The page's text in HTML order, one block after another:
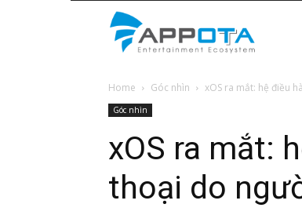
News
Home Góc nhìn xOS ra mắt: hệ điều
Góc nhìn
xOS ra mắt:
thoại do